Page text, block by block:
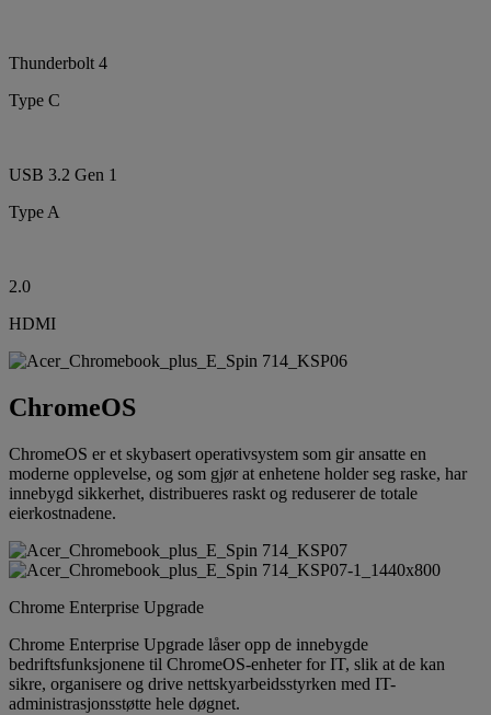
Thunderbolt 4
Type C
USB 3.2 Gen 1
Type A
2.0
HDMI
ChromeOS
ChromeOS er et skybasert operativsystem som gir ansatte en
moderne opplevelse, og som gjør at enhetene holder seg raske, har
innebygd sikkerhet, distribueres raskt og reduserer de totale
eierkostnadene.
Chrome Enterprise Upgrade
Chrome Enterprise Upgrade låser opp de innebygde
bedriftsfunksjonene til ChromeOS-enheter for IT, slik at de kan
sikre, organisere og drive nettskyarbeidsstyrken med IT-
administrasjonsstøtte hele døgnet.